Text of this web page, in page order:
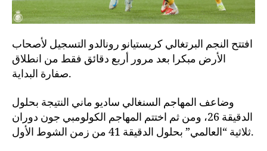
افتتح النجم البرتغالي كريستيانو رونالدو التسجيل لأصحاب
الأرض مبكرا بعد مرور أربع دقائق فقط من انطلاق
صفارة البداية.
وضاعف المهاجم السنغالي ساديو ماني النتيجة بحلول
الدقيقة 26، ومن ثم اختتم المهاجم الكولومبي جون دوران
ثلاثية “العالمي” بحلول الدقيقة 41 من زمن الشوط الأول.